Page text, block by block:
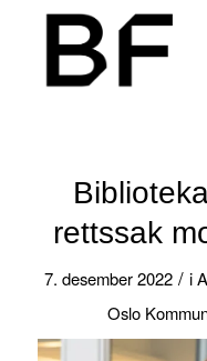
rettssak
7. desember 2022 / i
Oslo